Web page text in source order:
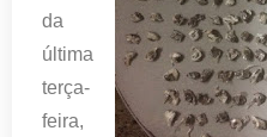
da
última
terça-
feira,